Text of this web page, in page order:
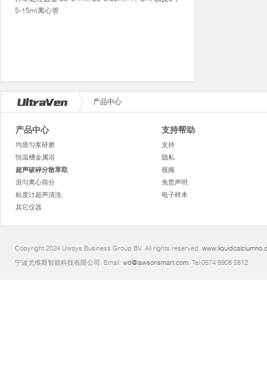
5-15ml离心管
产品中心
产品中心
均质匀浆研磨
恒温槽金属浴
超声破碎分散萃取
混匀离心筛分
粘度计超声清洗
其它仪器
支持帮助
支持
隐私
视频
免责声明
电子样本
Copyright 2024 Uways Business Group BV. All rights reserved.
宁波尤维斯智能科技有限公司. Email: wd@lawsonsmart.com. Tel:0574 8908 5812